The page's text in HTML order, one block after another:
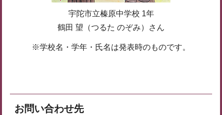
宇陀市立榛原中学校 1年
鶴田 望（つるた のぞみ）さん
※学校名・学年・氏名は発表時のものです。
お問い合わせ先